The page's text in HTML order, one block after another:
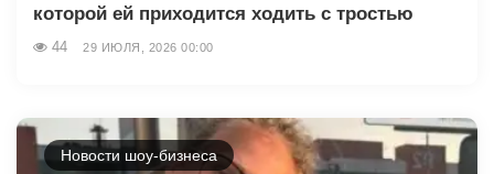
которой ей приходится ходить с тростью
44 29 ИЮЛЯ, 2026 00:00
Новости шоу-бизнеса